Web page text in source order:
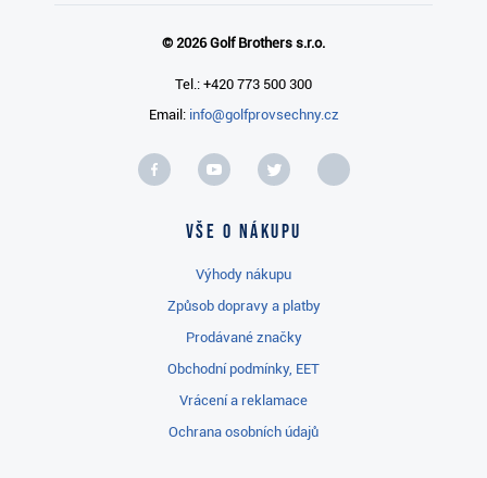
© 2026 Golf Brothers s.r.o.
Tel.: +420 773 500 300
Email: info@golfprovsechny.cz
Vše o nákupu
Výhody nákupu
Způsob dopravy a platby
Prodávané značky
Obchodní podmínky, EET
Vrácení a reklamace
Ochrana osobních údajů